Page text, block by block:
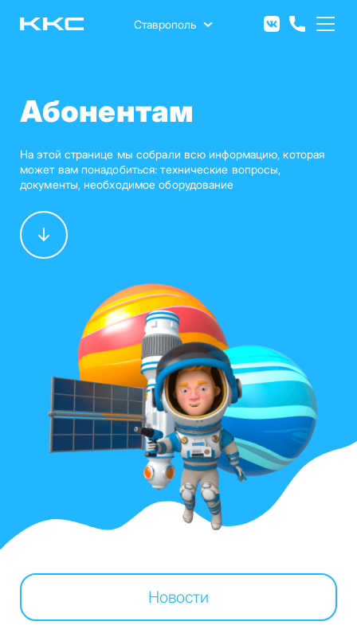
Ставрополь
Абонентам
На этой странице мы собрали всю информацию, которая
может вам понадобиться: технические вопросы,
документы, необходимое оборудование
Новости